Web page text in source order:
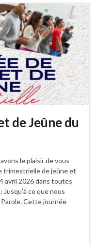
de Jeûne du
le plaisir de vous
trimestrielle de jeûne et
avril 2026 dans toutes
ce que nous
Parole. Cette journée